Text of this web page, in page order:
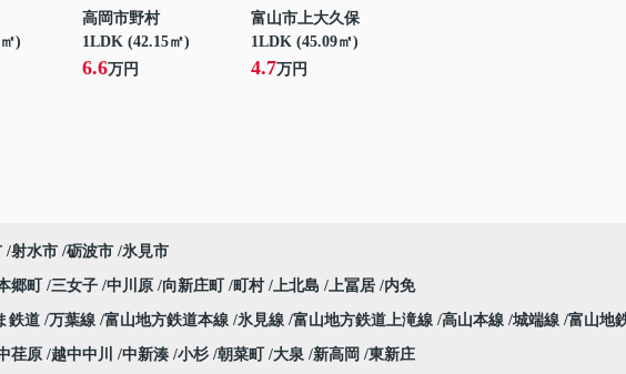
)
高岡市野村
1LDK (42.15㎡)
6.6万円
富山市上大久保
1LDK (45.09㎡)
4.7万円
射水市 砺波市 氷見市
郷町 三女子 中川原 向新庄町 町村 上北島 上冨居 内免
鉄道 万葉線 富山地方鉄道本線 氷見線 富山地方鉄道上滝線 高山本線 城端線 富山地
荏原 越中中川 中新湊 小杉 朝菜町 大泉 新高岡 東新庄